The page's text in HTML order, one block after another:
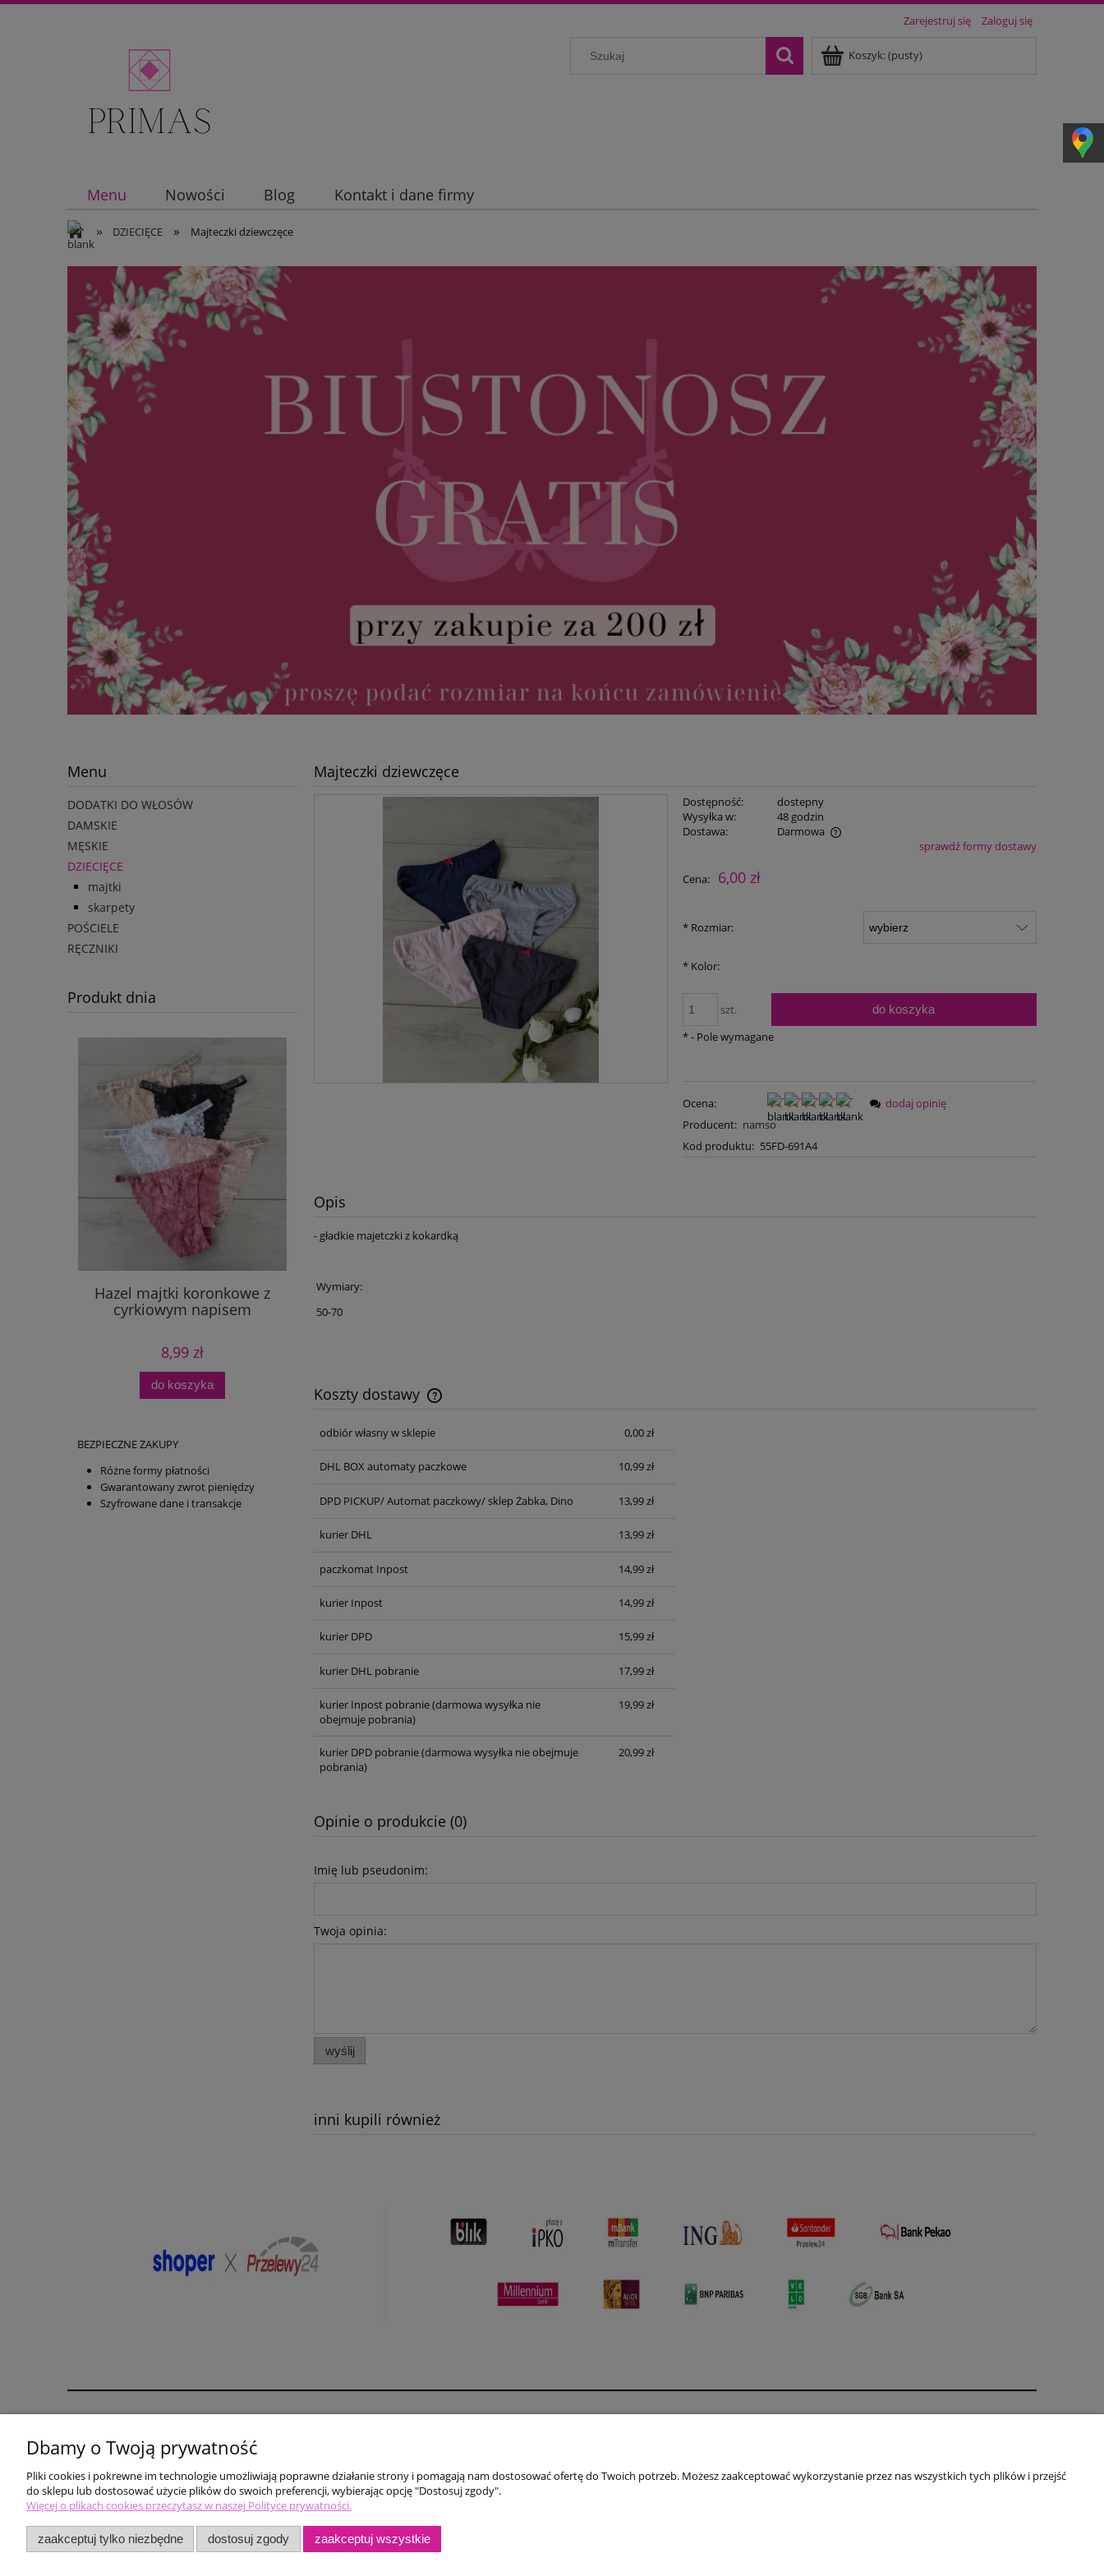
Zarejestruj się Zaloguj się
Koszyk:(pusty)
Menu Nowości Blog Kontakt i dane firmy
» DZIECIĘCE » Majteczki dziewczęce
Menu
DODATKI DO WŁOSÓW
DAMSKIE
MĘSKIE
DZIECIĘCE
majtki
skarpety
POŚCIELE
RĘCZNIKI
Produkt dnia
Hazel majtki koronkowe z
cyrkiowym napisem
8,99 zł
do koszyka
BEZPIECZNE ZAKUPY
Różne formy płatności
Gwarantowany zwrot pieniędzy
Szyfrowane dane i transakcje
Majteczki dziewczęce
Dostępność:
dostepny
Wysyłka w:
48 godzin
Dostawa:
Darmowa
sprawdź formy dostawy
Cena: 6,00 zł
* Rozmiar:
* Kolor:
szt. do koszyka
*- Pole wymagane
Ocena:
Producent: namso
Kod produktu: 55FD-691A4
dodaj opinię
Opis
- gładkie majetczki z kokardką
Wymiary:
50-70
Koszty dostawy
Cena nie zawiera ewentualnych kosztów
odbiór własny w sklepie 0,00 zł
DHL BOX automaty paczkowe 10,99 zł
DPD PICKUP/ Automat paczkowy/ sklep Żabka, Dino 13,99 zł
kurier DHL 13,99 zł
paczkomat Inpost 14,99 zł
kurier Inpost 14,99 zł
kurier DPD 15,99 zł
kurier DHL pobranie 17,99 zł
kurier Inpost pobranie(darmowa wysyłka nie
obejmuje pobrania)
19,99 zł
kurier DPD pobranie(darmowa wysyłka nie obejmuje
pobrania)
20,99 zł
Opinie o produkcie (0)
Imię lub pseudonim:
Twoja opinia:
wyślij
inni kupili również
karta rabatowa
biustonosz gratis
Zwroty i reklamacje
Ustawienia konta
Czas i koszty dostawy
Czas realizacji zamówienia
Jak kupować?
Primas
Dbamy o Twoją prywatność
Pliki cookies i pokrewne im technologie umożliwiają poprawne działanie strony i pomagają nam dostosować ofertę do Twoich potrzeb. Możesz zaakceptować wykorzystanie przez nas wszystkich tych plików i przejść
do sklepu lub dostosować użycie plików do swoich preferencji, wybierając opcję "Dostosuj zgody".
Więcej o plikach cookies przeczytasz w naszej Polityce prywatności.
zaakceptuj tylko niezbędne dostosuj zgody zaakceptuj wszystkie